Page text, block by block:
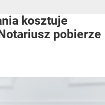
kosztuje
pobierze